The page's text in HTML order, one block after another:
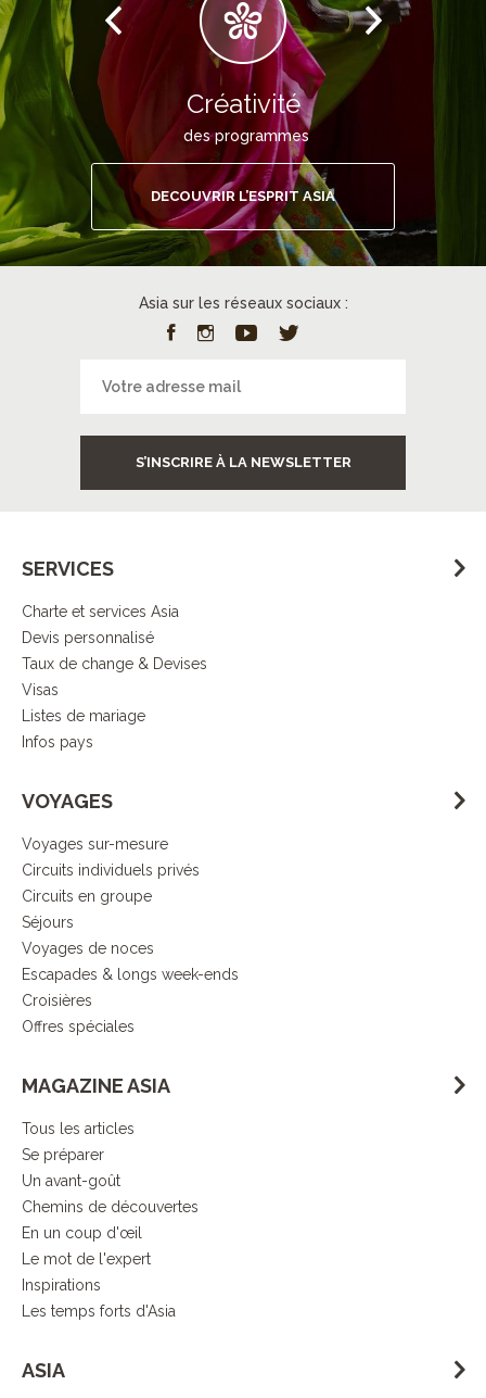
Créativité
des programmes
DECOUVRIR L’ESPRIT ASIA
Asia sur les réseaux sociaux :
S’INSCRIRE À LA NEWSLETTER
SERVICES
Charte et services Asia
Devis personnalisé
Taux de change & Devises
Visas
Listes de mariage
Infos pays
VOYAGES
Voyages sur-mesure
Circuits individuels privés
Circuits en groupe
Séjours
Voyages de noces
Escapades & longs week-ends
Croisières
Offres spéciales
MAGAZINE ASIA
Tous les articles
Se préparer
Un avant-goût
Chemins de découvertes
En un coup d'œil
Le mot de l'expert
Inspirations
Les temps forts d'Asia
ASIA